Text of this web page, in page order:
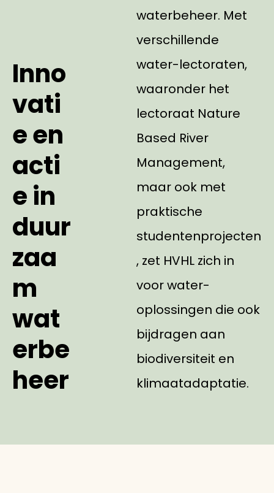
Inno
vati
e en
acti
e in
duur
zaa
m
wat
erbe
heer
waterbeheer. Met
verschillende
water-lectoraten,
waaronder het
lectoraat Nature
Based River
Management,
maar ook met
praktische
studentenprojecten
, zet HVHL zich in
voor water-
oplossingen die ook
bijdragen aan
biodiversiteit en
klimaatadaptatie.